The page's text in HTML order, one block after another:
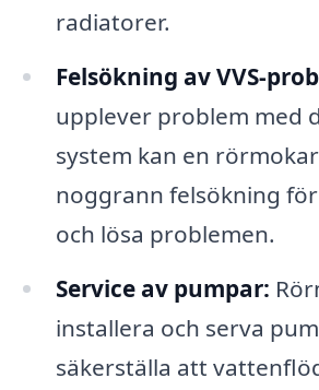
radiatorer.
Felsökning av VVS-
upplever problem med
system kan en
noggrann felsökning
och lösa problemen.
Service av pumpar:
installera och serva
säkerställa att